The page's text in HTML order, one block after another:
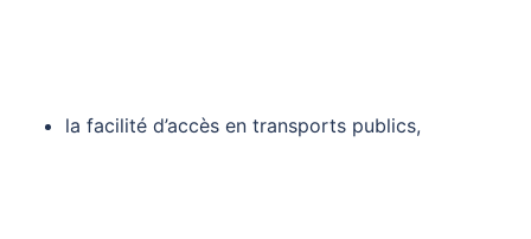
la facilité d’accès en transports publics,